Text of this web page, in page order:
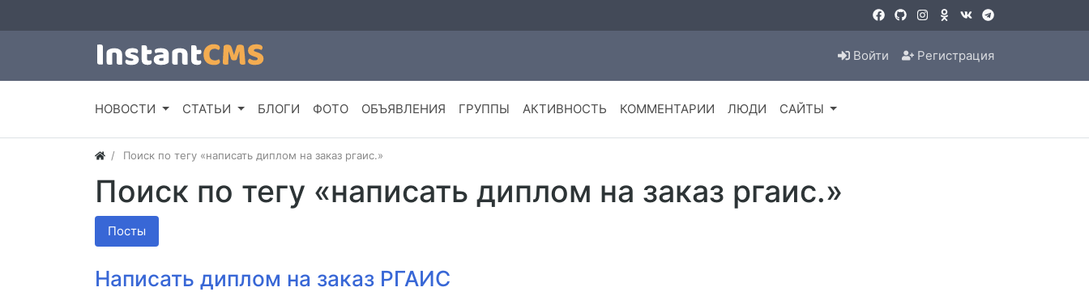
Войти Регистрация
НОВОСТИ СТАТЬИ БЛОГИ ФОТО ОБЪЯВЛЕНИЯ ГРУППЫ АКТИВНОСТЬ КОММЕНТАРИИ ЛЮДИ САЙТЫ
Поиск по тегу «написать диплом на заказ ргаис.»
Поиск по тегу «написать диплом на заказ ргаис.»
Посты
Написать диплом на заказ РГАИС